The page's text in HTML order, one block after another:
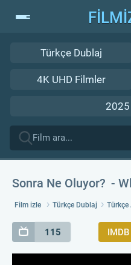
Türkçe Dublaj
4K UHD Filmler
Sonra Ne Oluyor?
Film izle Türkçe Dublaj Türkçe
115 IMDB